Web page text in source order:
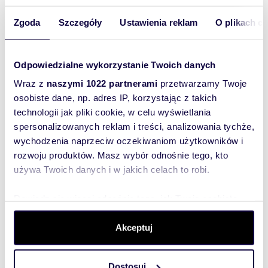
Zgoda Szczegóły Ustawienia reklam O plikach
Odpowiedzialne wykorzystanie Twoich danych
Wraz z naszymi 1022 partnerami przetwarzamy Twoje
osobiste dane, np. adres IP, korzystając z takich
technologii jak pliki cookie, w celu wyświetlania
spersonalizowanych reklam i treści, analizowania tychże,
wychodzenia naprzeciw oczekiwaniom użytkowników i
rozwoju produktów. Masz wybór odnośnie tego, kto
używa Twoich danych i w jakich celach to robi.
dane są przetwarzane oraz ustaw własne preferencje w
. W Deklaracji plików cookie możesz
zmienić lub wycofać swoją zgodę w dowolnej chwili.
Akceptuj
4 83,15 m 795 035 zł
3 68,33 m 614 471 zł
3 68,33 m2 614 471 zł
Wyślij
wiadomość
To najlepszy
sposób, aby
właściciel